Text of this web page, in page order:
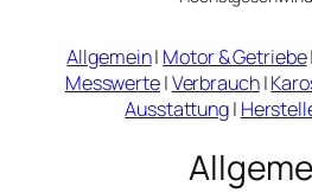
Allgemein| Motor & Getriebe|
Messwerte|Verbrauch|
Ausstattung|